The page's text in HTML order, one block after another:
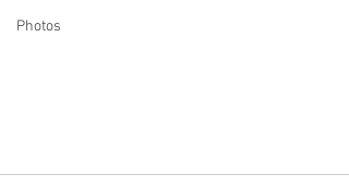
Photos